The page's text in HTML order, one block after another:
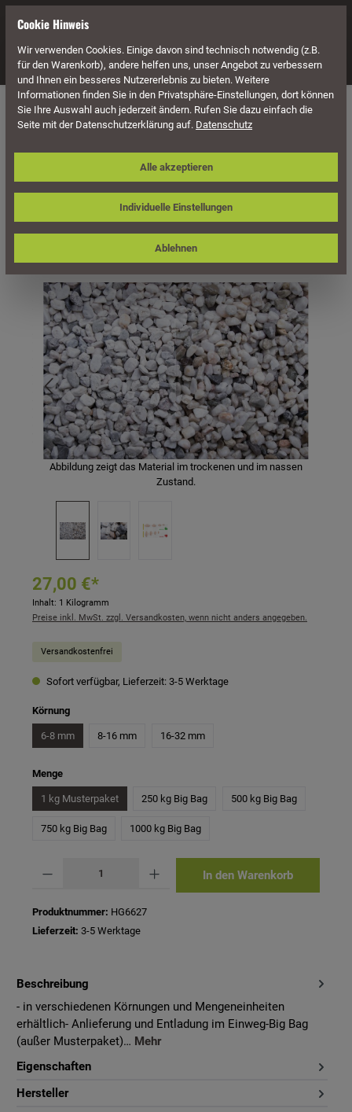
Navigation
Naturstein Zierkiese
Zierkies / Weißkies, weiß-bunt
Bildergalerie überspringen
Abbildung zeigt das Material im trockenen und im nassen
Zustand.
27,00 €*
Inhalt: 1 Kilogramm
Preise inkl. MwSt. zzgl. Versandkosten, wenn nicht anders angegeben.
Versandkostenfrei
Sofort verfügbar, Lieferzeit: 3-5 Werktage
Körnungauswählen
6-8 mm 8-16 mm 16-32 mm
Mengeauswählen
1 kg Musterpaket 250 kg Big Bag 500 kg Big Bag
750 kg Big Bag 1000 kg Big Bag
In den Warenkorb
Produktnummer: HG6627
Lieferzeit: 3-5 Werktage
Beschreibung
- in verschiedenen Körnungen und Mengeneinheiten
erhältlich- Anlieferung und Entladung im Einweg-Big Bag
(außer Musterpaket)… Mehr
Eigenschaften
Hersteller
Cookie Hinweis
Wir verwenden Cookies. Einige davon sind technisch notwendig (z.B.
für den Warenkorb), andere helfen uns, unser Angebot zu verbessern
und Ihnen ein besseres Nutzererlebnis zu bieten. Weitere
Informationen finden Sie in den Privatsphäre-Einstellungen, dort können
Sie Ihre Auswahl auch jederzeit ändern. Rufen Sie dazu einfach die
Seite mit der Datenschutzerklärung auf. Datenschutz
Individuelle Einstellungen
Ablehnen
Alle akzeptieren